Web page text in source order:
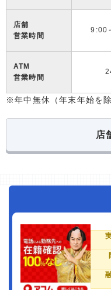
店舗
営業時間
9:00
ATM
営業時間
※年中無休（年末年始を除
店